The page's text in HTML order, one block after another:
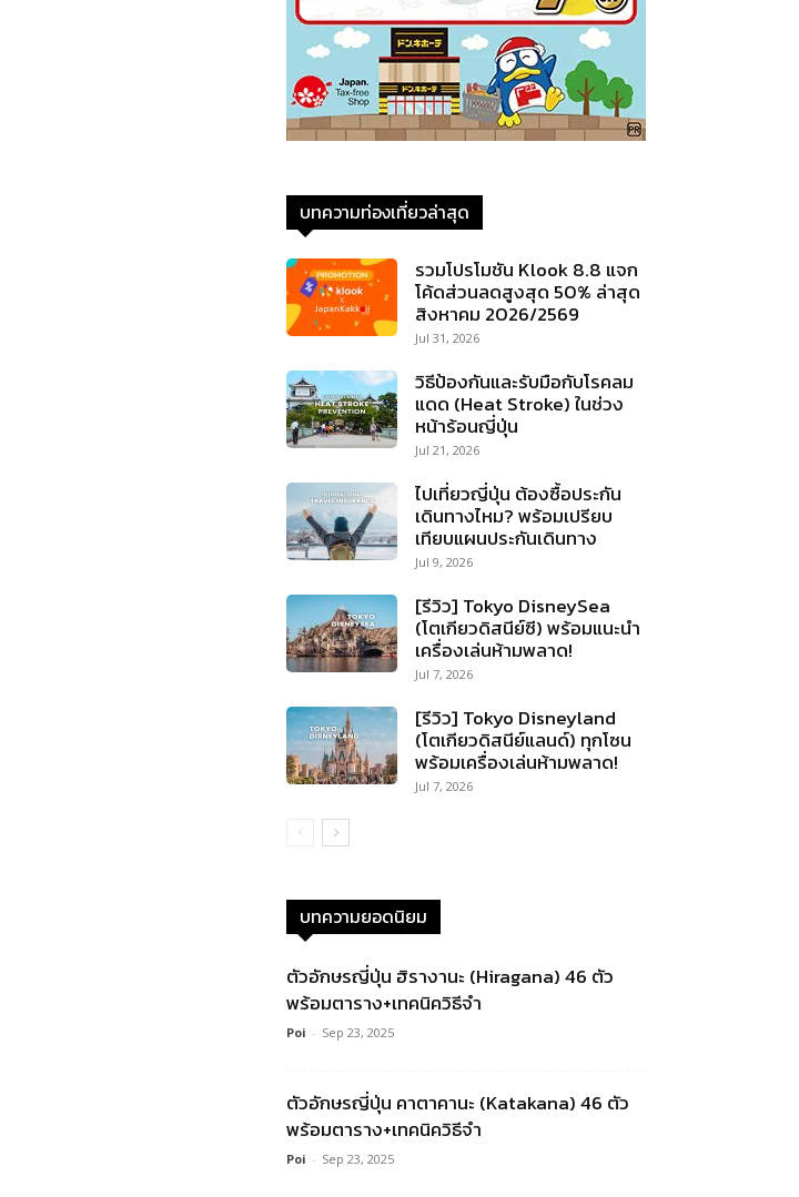
บทความท่องเที่ยวล่าสุด
รวมโปรโมชัน Klook 8.8 แจก
โค้ดส่วนลดสูงสุด 50% ล่าสุด
สิงหาคม 2026/2569
Jul 31, 2026
วิธีป้องกันและรับมือกับโรคลม
แดด (Heat Stroke) ในช่วง
หน้าร้อนญี่ปุ่น
Jul 21, 2026
ไปเที่ยวญี่ปุ่น ต้องซื้อประกัน
เดินทางไหม? พร้อมเปรียบ
เทียบแผนประกันเดินทาง
Jul 9, 2026
[รีวิว] Tokyo DisneySea
(โตเกียวดิสนีย์ซี) พร้อมแนะนำ
เครื่องเล่นห้ามพลาด!
Jul 7, 2026
[รีวิว] Tokyo Disneyland
(โตเกียวดิสนีย์แลนด์) ทุกโซน
พร้อมเครื่องเล่นห้ามพลาด!
Jul 7, 2026
บทความยอดนิยม
ตัวอักษรญี่ปุ่น ฮิรางานะ (Hiragana) 46 ตัว
พร้อมตาราง+เทคนิควิธีจำ
Poi - Sep 23, 2025
ตัวอักษรญี่ปุ่น คาตาคานะ (Katakana) 46 ตัว
พร้อมตาราง+เทคนิควิธีจำ
Poi - Sep 23, 2025